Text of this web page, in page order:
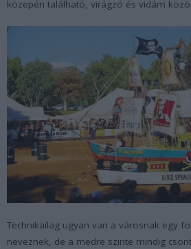
közepén található, virágzó és vidám
Technikailag ugyan van a városnak egy
neveznek, de a medre szinte mindig